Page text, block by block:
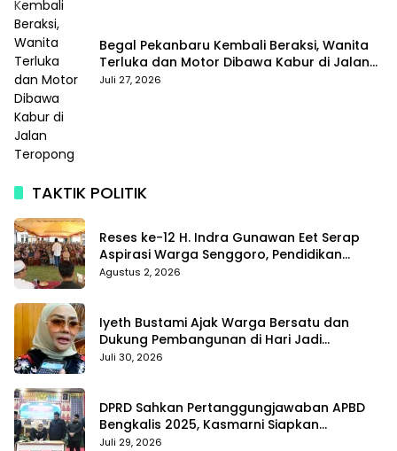
Begal Pekanbaru Kembali Beraksi, Wanita
Terluka dan Motor Dibawa Kabur di Jalan
Teropong
Juli 27, 2026
TAKTIK POLITIK
Reses ke-12 H. Indra Gunawan Eet Serap
Aspirasi Warga Senggoro, Pendidikan
hingga BPJS Jadi Sorotan
Agustus 2, 2026
Iyeth Bustami Ajak Warga Bersatu dan
Dukung Pembangunan di Hari Jadi
Bengkalis ke-514
Juli 30, 2026
DPRD Sahkan Pertanggungjawaban APBD
Bengkalis 2025, Kasmarni Siapkan
Pemanfaatan SiLPA
Juli 29, 2026